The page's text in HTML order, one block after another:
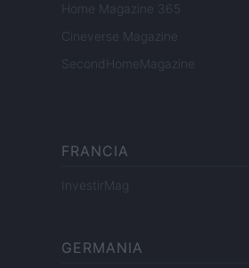
Home Magazine 365
Cineverse Magazine
SecondHomeMagazine
FRANCIA
InvestirMag
GERMANIA